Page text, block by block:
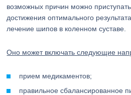
возможных причин можно
достижения оптимального
лечение шипов в коленном суставе.
Оно может включать следующие
прием медикаментов;
правильное сбалансированное